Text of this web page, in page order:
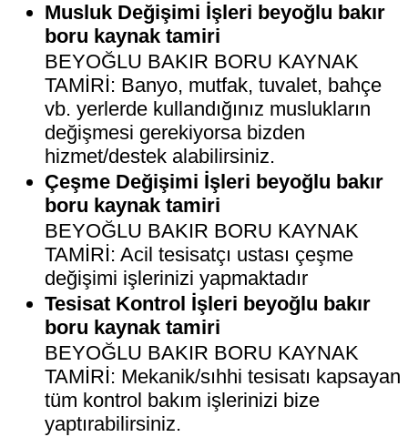
Musluk Değişimi İşleri beyoğlu bakır
boru kaynak tamiri
BEYOĞLU BAKIR BORU KAYNAK
TAMİRİ: Banyo, mutfak, tuvalet, bahçe
vb. yerlerde kullandığınız muslukların
değişmesi gerekiyorsa bizden
hizmet/destek alabilirsiniz.
Çeşme Değişimi İşleri beyoğlu bakır
boru kaynak tamiri
BEYOĞLU BAKIR BORU KAYNAK
TAMİRİ: Acil tesisatçı ustası çeşme
değişimi işlerinizi yapmaktadır
Tesisat Kontrol İşleri beyoğlu bakır
boru kaynak tamiri
BEYOĞLU BAKIR BORU KAYNAK
TAMİRİ: Mekanik/sıhhi tesisatı kapsayan
tüm kontrol bakım işlerinizi bize
yaptırabilirsiniz.